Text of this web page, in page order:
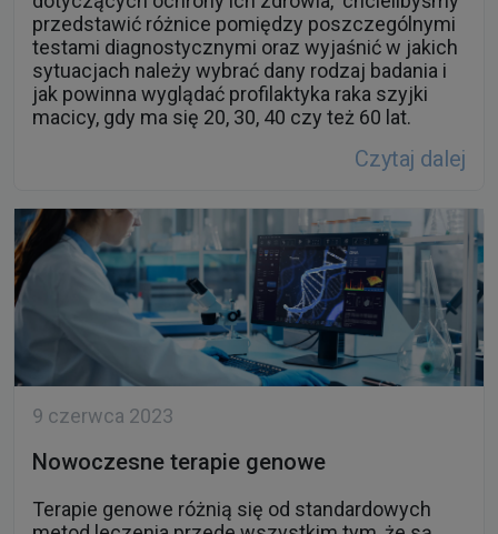
przedstawić różnice pomiędzy poszczególnymi
testami diagnostycznymi oraz wyjaśnić w jakich
sytuacjach należy wybrać dany rodzaj badania i
jak powinna wyglądać profilaktyka raka szyjki
macicy, gdy ma się 20, 30, 40 czy też 60 lat.
Czytaj dalej
9 czerwca 2023
Nowoczesne terapie genowe
Terapie genowe różnią się od standardowych